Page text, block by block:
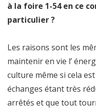
à la foire 1-54 en ce
particulier ?
Les raisons sont les
maintenir en vie l’
culture même si cela
échanges étant très
arrêtés et que tout